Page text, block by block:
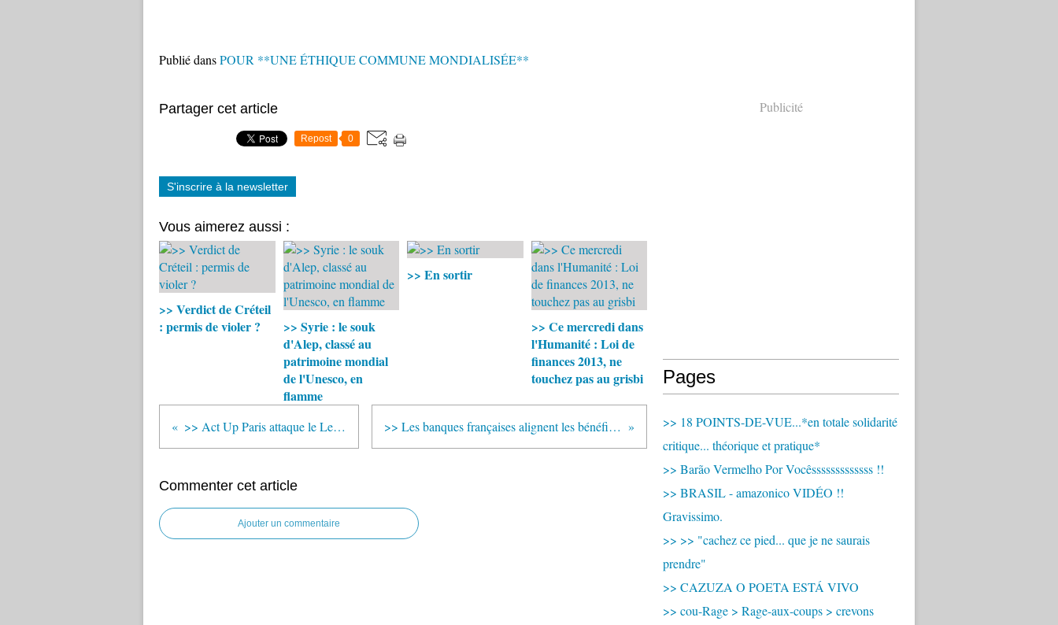
Publié dansPOUR **UNE ÉTHIQUE COMMUNE MONDIALISÉE**
Partager cet article
Repost 0
S'inscrire à la newsletter
Vous aimerez aussi :
>> Verdict de Créteil
: permis de violer ?
>> Syrie : le souk
d'Alep, classé au
patrimoine mondial
de l'Unesco, en
flamme
>> En sortir
>> Ce mercredi dans
l'Humanité : Loi de
finances 2013, ne
touchez pas au grisbi
>> Act Up Paris attaque le Leem >> Les banques françaises alignent les bénéfices
Commenter cet article
Ajouter un commentaire
Publicité
Pages
>> 18 POINTS-DE-VUE...*en totale solidarité
critique... théorique et pratique*
>> Barão Vermelho Por Vocêsssssssssssss !!
>> BRASIL - amazonico VIDÉO !!
Gravissimo.
>> >> "cachez ce pied... que je ne saurais
prendre"
>> CAZUZA O POETA ESTÁ VIVO
>> cou-Rage > Rage-aux-coups > crevons